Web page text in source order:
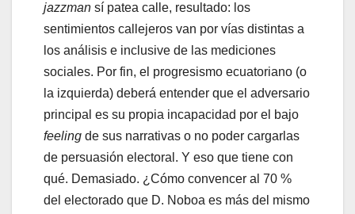
jazzman sí patea calle, resultado: los
sentimientos callejeros van por vías distintas a
los análisis e inclusive de las mediciones
sociales. Por fin, el progresismo ecuatoriano (o
la izquierda) deberá entender que el adversario
principal es su propia incapacidad por el bajo
feeling de sus narrativas o no poder cargarlas
de persuasión electoral. Y eso que tiene con
qué. Demasiado. ¿Cómo convencer al 70 %
del electorado que D. Noboa es más del mismo